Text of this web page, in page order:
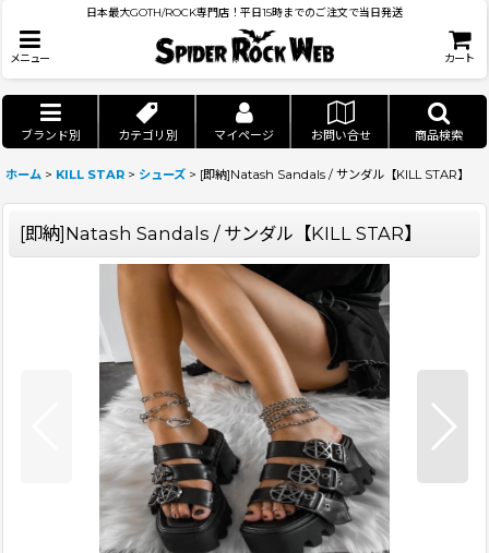
日本最大GOTH/ROCK専門店！平日15時までのご注文で当日発送
メニュー カート
ブランド別 カテゴリ別 マイページ お問い合せ 商品検索
ホーム > KILL STAR > シューズ > [即納]Natash Sandals / サンダル【KILL STAR】
[即納]Natash Sandals / サンダル【KILL STAR】